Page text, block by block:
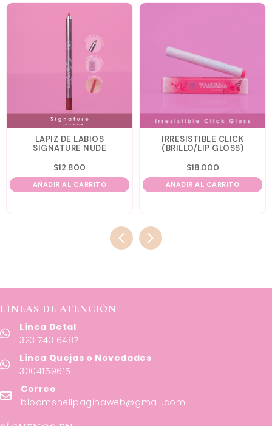
LAPIZ DE LABIOS
SIGNATURE NUDE
$12.800
AÑADIR AL CARRITO
IRRESISTIBLE CLICK
(BRILLO/LIP GLOSS)
$18.000
AÑADIR AL CARRITO
LÍNEAS DE ATENCIÓN
Línea Detal
323 743 6487
Línea Quejas o Novedades
3004159615
Correo
bloomshellpaginaweb@gmail.com